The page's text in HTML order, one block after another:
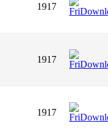
1917
1917
1917